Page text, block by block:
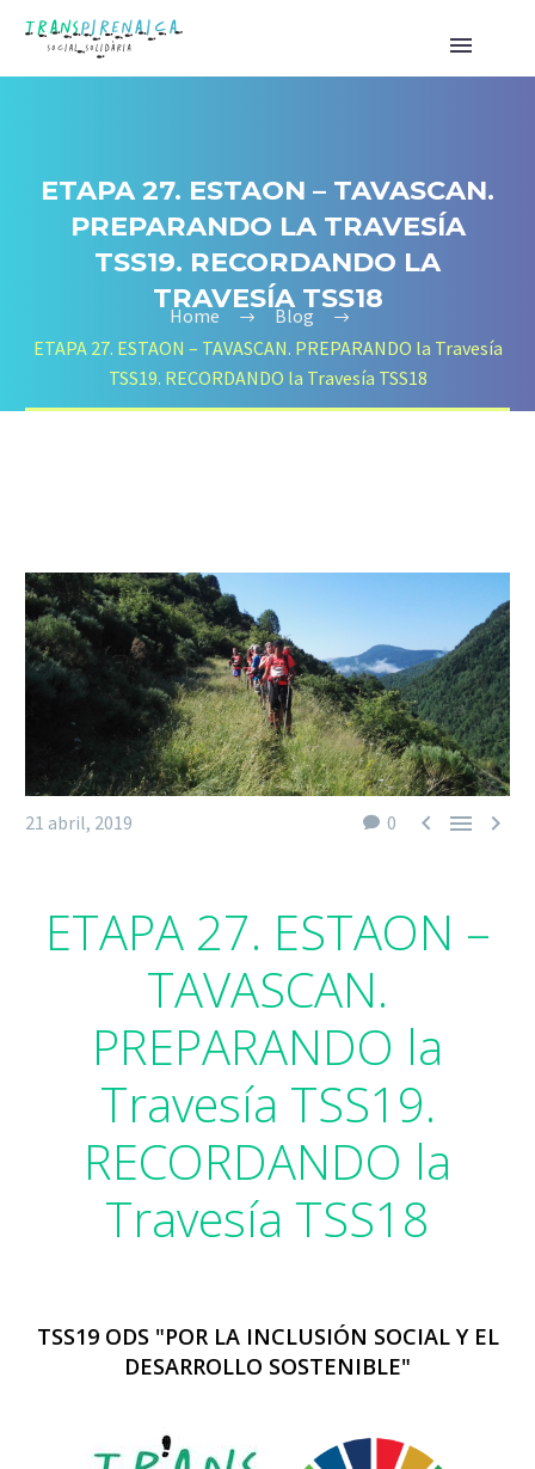
ETAPA 27. ESTAON – TAVASCAN.
PREPARANDO LA TRAVESÍA
TSS19. RECORDANDO LA
TRAVESÍA TSS18
Home
Blog
ETAPA 27. ESTAON – TAVASCAN. PREPARANDO la Travesía
TSS19. RECORDANDO la Travesía TSS18
0   
21 abril, 2019
ETAPA 27. ESTAON –
TAVASCAN.
PREPARANDO la
Travesía TSS19.
RECORDANDO la
Travesía TSS18
TSS19 ODS "POR LA INCLUSIÓN SOCIAL Y EL
DESARROLLO SOSTENIBLE"